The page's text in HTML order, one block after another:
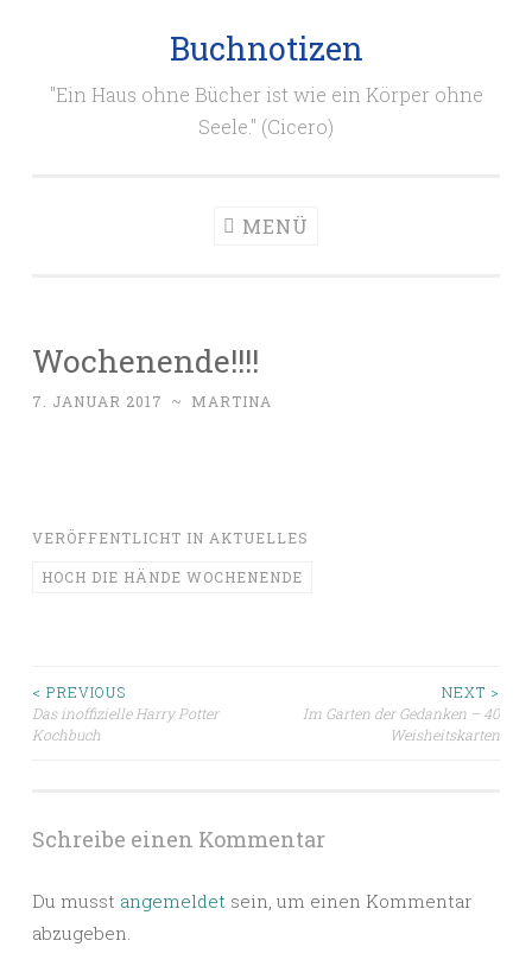
Buchnotizen
"Ein Haus ohne Bücher ist wie ein Körper ohne
Seele." (Cicero)
MENÜ
Wochenende!!!!
7. JANUAR 2017 ~ MARTINA
VERÖFFENTLICHT IN AKTUELLES
HOCH DIE HÄNDE WOCHENENDE
Beitragsnavigation
< PREVIOUS
Das inoffizielle Harry Potter
Kochbuch
NEXT >
Im Garten der Gedanken – 40
Weisheitskarten
Schreibe einen Kommentar
Du musst angemeldet sein, um einen Kommentar
abzugeben.